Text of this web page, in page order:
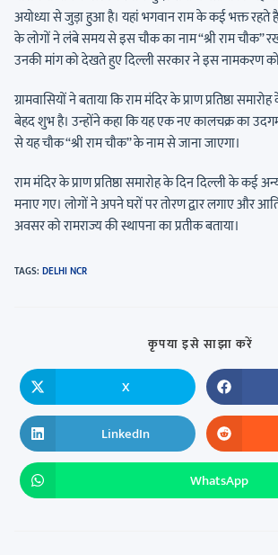
अयोध्या से जुड़ा हुआ है। यहां भगवान राम के कई भक्त रहते
के लोगों ने लंबे समय से इस चौक का नाम “श्री राम चौक”
उनकी मांग को देखते हुए दिल्ली सरकार ने इस नामकरण को
ग्रामवासियों ने बताया कि राम मंदिर के प्राण प्रतिष्ठा
बेहद शुभ है। उन्होंने कहा कि यह एक नए कालचक्र का
से यह चौक “श्री राम चौक” के नाम से जाना जाएगा।
राम मंदिर के प्राण प्रतिष्ठा समारोह के दिन दिल्ली के कई
मनाए गए। लोगों ने अपने घरों पर तोरण द्वार लगाए और
अवसर को रामराज्य की स्थापना का प्रतीक बताया।
TAGS: DELHI NCR
कृपया इसे साझा करें
X
LinkedIn
WhatsApp